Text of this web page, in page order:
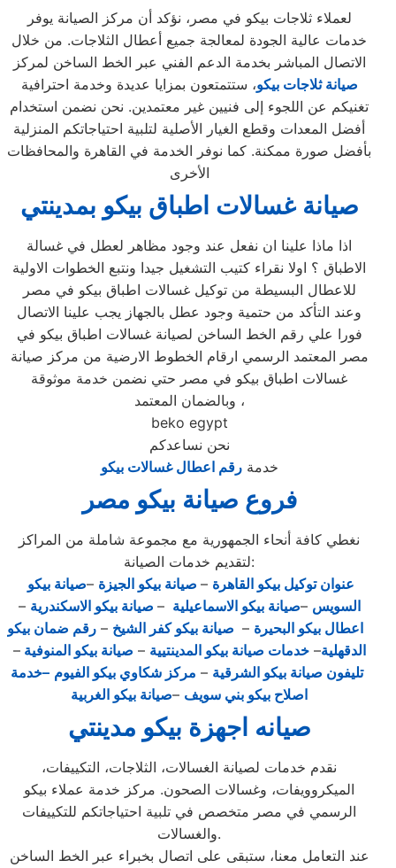
لعملاء ثلاجات بيكو في مصر، نؤكد أن مركز الصيانة يوفر
خدمات عالية الجودة لمعالجة جميع أعطال الثلاجات. من خلال
الاتصال المباشر بخدمة الدعم الفني عبر الخط الساخن لمركز
صيانةثلاجات بيكو، ستتمتعون بمزايا عديدة وخدمة احترافية
تغنيكم عن اللجوء إلى فنيين غير معتمدين. نحن نضمن استخدام
أفضل المعدات وقطع الغيار الأصلية لتلبية احتياجاتكم المنزلية
بأفضل صورة ممكنة. كما نوفر الخدمة في القاهرة والمحافظات
الأخرى
صيانة غسالات اطباق بيكو بمدينتي
اذا ماذا علينا ان نفعل عند وجود مظاهر لعطل في غسالة
الاطباق ؟ اولا نقراء كتيب التشغيل جيدا ونتبع الخطوات الاولية
للاعطال البسيطة من توكيل غسالات اطباق بيكو في مصر
وعند التأكد من حتمية وجود عطل بالجهاز يجب علينا الاتصال
فورا علي رقم الخط الساخن لصيانة غسالات اطباق بيكو في
مصر المعتمد الرسمي ارقام الخطوط الارضية من مركز صيانة
غسالات اطباق بيكو في مصر حتي نضمن خدمة موثوقة
وبالضمان المعتمد ،
beko egypt
نحن نساعدكم
خدمةرقم اعطال غسالات بيكو
فروع صيانة بيكو مصر
نغطي كافة أنحاء الجمهورية مع مجموعة شاملة من المراكز
لتقديم خدمات الصيانة:
عنوان توكيل بيكو القاهرة – صيانة بيكو الجيزة –صيانة بيكو
السويس –صيانة بيكو الاسماعيلية – صيانة بيكو الاسكندرية –
اعطال بيكو البحيرة – صيانة بيكو كفر الشيخ – رقم ضمان بيكو
الدقهلية–خدمات صيانة بيكو المدينتيية – صيانة بيكو المنوفية–
تليفون صيانة بيكو الشرقية – مركز شكاوي بيكو الفيوم –خدمة
اصلاح بيكو بني سويف –صيانة بيكو الغربية
صيانه اجهزة بيكو مدينتي
نقدم خدمات لصيانة الغسالات، الثلاجات، التكييفات،
الميكروويفات، وغسالات الصحون. مركز خدمة عملاء بيكو
الرسمي في مصر متخصص في تلبية احتياجاتكم للتكييفات
والغسالات.
عند التعامل معنا، ستبقى على اتصال بخبراء عبر الخط الساخن